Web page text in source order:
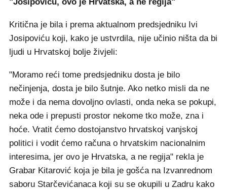
Kritična je bila i prema aktualnom predsjedniku Ivi
Josipoviću koji, kako je ustvrdila, nije učinio ništa da bi
ljudi u Hrvatskoj bolje živjeli:
"Moramo reći tome predsjedniku dosta je bilo
nečinjenja, dosta je bilo šutnje. Ako netko misli da ne
može i da nema dovoljno ovlasti, onda neka se pokupi,
neka ode i prepusti prostor nekome tko može, zna i
hoće. Vratit ćemo dostojanstvo hrvatskoj vanjskoj
politici i vodit ćemo računa o hrvatskim nacionalnim
interesima, jer ovo je Hrvatska, a ne regija" rekla je
Grabar Kitarović koja je bila je gošća na Izvanrednom
saboru Starčevićanaca koji su se okupili u Zadru kako